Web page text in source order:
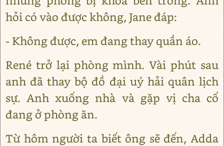
hỏi có vào được không, Jane đáp:
- Không được, em đang thay quần áo.
René trở lại phòng mình. Vài phút sau
anh đã thay bộ đồ đại uý hải quân lịch
sự. Anh xuống nhà và gặp vị cha cố
đang ở phòng ăn.
Từ hôm người ta biết ông sẽ đến, Adda